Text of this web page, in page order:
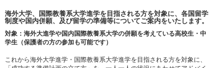
海外大学、国際教養系大学進学を目指される方を対象に、各国留学
制度や国内併願、及び留学の準備等についてご案内をいたします。
対象：海外大進学や国内国際教養系大学の併願を考えている高校生・中
学生（保護者の方の参加も可能です）
これから海外大学進学・国際教養系大学進学を目指される方を対象に、